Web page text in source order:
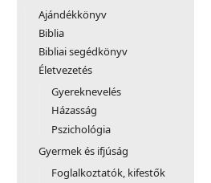
Ajándékkönyv
Biblia
Bibliai segédkönyv
Életvezetés
Gyereknevelés
Házasság
Pszichológia
Gyermek és ifjúság
Foglalkoztatók, kifestők